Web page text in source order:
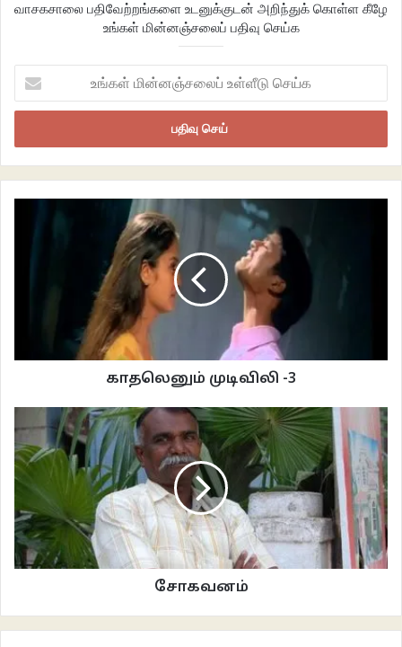
இந்நிலையில் ஒரு திரைப்படத்தையும், திரையரங்கையும், பார்வையாளனையும்
எந்தப் புள்ளியில் இணைத்து நிறுத்தி பொருள் கொள்வது?
“அங்க காட்றத இங்கேயே என் லேப்டாப், மொபைல்ல பாக்கலாமே இதுக்கு
தியேட்டர் தான் போகணும் அவசியம் இல்ல” என்கிற கூற்றில் திரையரங்குகளை
வெறும் காட்சிகளை திரையில் ஒளிர விடுகிற காட்சிக்கூடம் மாத்திரமே என்கிற
குறுகிய மனப்பார்வையும் அறியாமையுமே தேங்கி கிடக்கின்றன.
திரையரங்கிற்குள் பொருத்திக் கொள்கிற நம் இருப்பானது புறஉலகின் உடனான நம்
பிணைப்பைச் சிறிது காலம் துண்டித்துக் கொண்டு ஒரு பெரும் வனத்திற்குள்
தருணத்தில் நம் உளம் சிறு அசைவு கண்டிருக்கும். திரையரங்கு ஒரு பெரும் வனம்,
அகத்தின் ஸ்தூல உரு. நம் அகத்தை பிம்பங்களால் பிரதிபலிக்கும் பிம்பக் காடு.
திரையரங்கின் விளக்குகள் அணைக்கப்பட்டு இருள் கவிழும் கணத்தில்
அவ்வூலகின் ஓர் அங்கமாக நாம் உருக்கொண்டு பிரம்மாண்ட திரையில் அசையும்
பிம்பங்களின் ஊடாக நம்மையே காண்கிறோம். அத்தருணத்தில் அகமும் அகமும்
ஒரே நேர்க்கோட்டில் நேரிட்டு மோதுகின்றன, உரையாடுகின்றன, கண்ணீர்
உகுக்கின்றன, துயருறுகின்றன, குதூகலிக்கின்றன, உன்மத்த நிலையேறி
திரையரங்குகளும் தொழில் நுட்பங்களின் புதிய கட்டுமானங்களையும்,
வாசகசாலை பதிவேற்றங்களை உடனுக்குடன் அறிந்துக் கொள்ள கீழே
உங்கள் மின்னஞ்சலைப் பதிவு செய்க
மின்னஞ்சலைப்
உள்ளீடு
காதலெனும் முடிவிலி -3
சோகவனம்